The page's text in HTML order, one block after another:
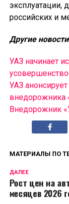
эксплуатации,
российских и
Другие
УАЗ начинает
УАЗ
внедорожника
Внедорожник
МАТЕРИАЛЫ ПО
ДАЛЕЕ
Рост цен на
месяцев 2026